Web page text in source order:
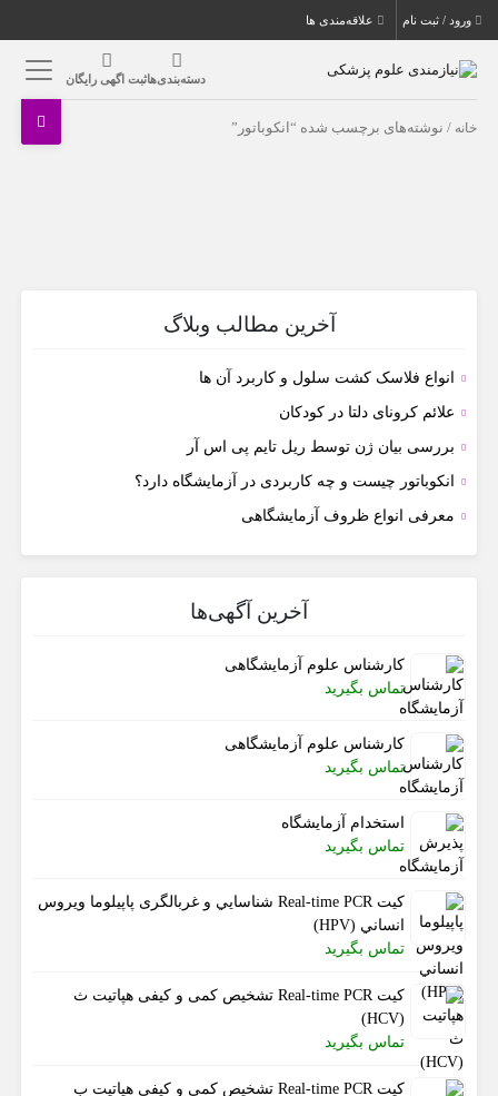
ورود / ثبت نام علاقه‌مندی ها
دسته‌بندی‌هاثبت اگهی رایگان
خانه / نوشته‌های برچسب شده “انکوباتور”
آخرین مطالب وبلاگ
انواع فلاسک کشت سلول و کاربرد آن ها
علائم کرونای دلتا در کودکان
بررسی بیان ژن توسط ریل تایم پی اس آر
انکوباتور چیست و چه کاربردی در آزمایشگاه دارد؟
معرفی انواع ظروف آزمایشگاهی
آخرین آگهی‌ها
کارشناس علوم آزمایشگاهی
تماس بگیرید
کارشناس علوم آزمایشگاهی
تماس بگیرید
استخدام آزمایشگاه
تماس بگیرید
کیت Real-time PCR شناسايي و غربالگری پاپیلوما ويروس
انساني (HPV)
تماس بگیرید
کیت Real-time PCR تشخیص کمی و کیفی هپاتیت ث
(HCV)
تماس بگیرید
کیت Real-time PCR تشخیص کمی و کیفی هپاتیت ب